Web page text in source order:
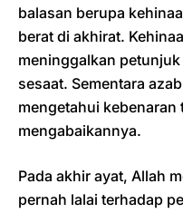
balasan berupa
berat di akhirat.
meninggalkan
sesaat. Sementara
mengetahui kebenaran
mengabaikannya.
Pada akhir ayat, Allah
pernah lalai terhadap